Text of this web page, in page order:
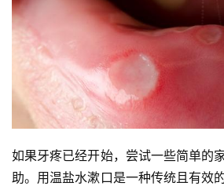
如果牙疼已经开始，尝试一些简单的
助。用温盐水漱口是一种传统且有效